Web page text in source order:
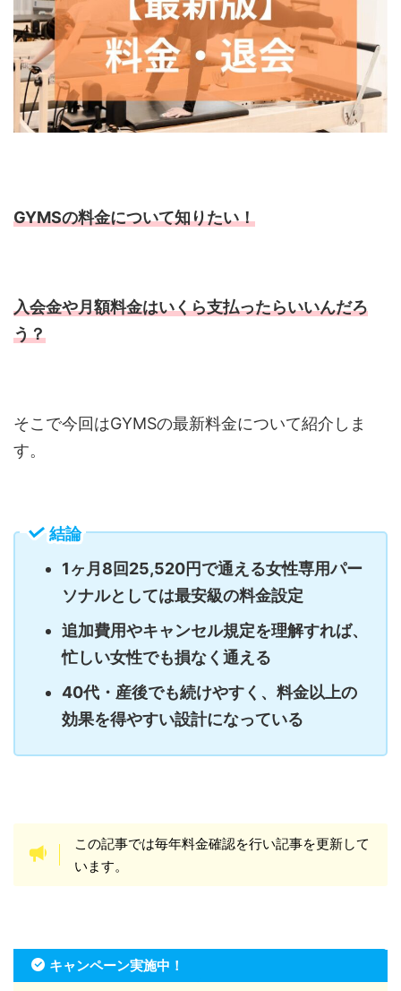
GYMSの料金について知りたい！
入会金や月額料金はいくら支払ったらいいんだろ
う？
そこで今回はGYMSの最新料金について紹介しま
す。
結論
1ヶ月8回25,520円で通える女性専用パー
ソナルとしては最安級の料金設定
追加費用やキャンセル規定を理解すれば、
忙しい女性でも損なく通える
40代・産後でも続けやすく、料金以上の
効果を得やすい設計になっている
この記事では毎年料金確認を行い記事を更新して
います。
キャンペーン実施中！